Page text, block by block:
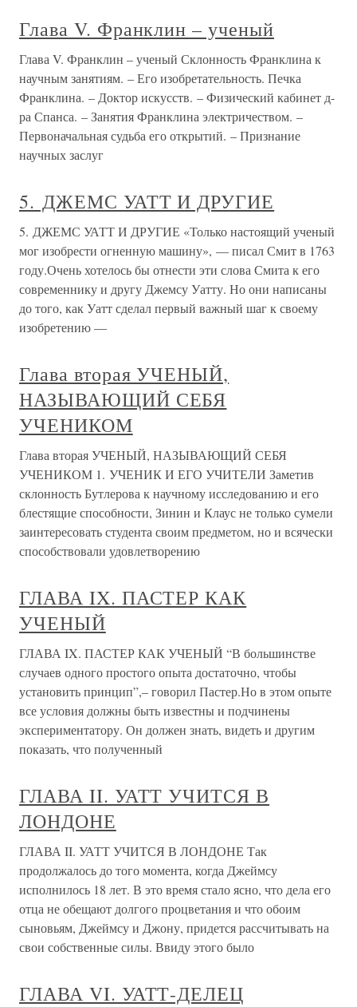
Глава V. Франклин – ученый
Глава V. Франклин – ученый Склонность Франклина к
научным занятиям. – Его изобретательность. Печка
Франклина. – Доктор искусств. – Физический кабинет д-
ра Спанса. – Занятия Франклина электричеством. –
Первоначальная судьба его открытий. – Признание
научных заслуг
5. ДЖЕМС УАТТ И ДРУГИЕ
5. ДЖЕМС УАТТ И ДРУГИЕ «Только настоящий ученый
мог изобрести огненную машину», — писал Смит в 1763
году.Очень хотелось бы отнести эти слова Смита к его
современнику и другу Джемсу Уатту. Но они написаны
до того, как Уатт сделал первый важный шаг к своему
изобретению —
Глава вторая УЧЕНЫЙ,
НАЗЫВАЮЩИЙ СЕБЯ
УЧЕНИКОМ
Глава вторая УЧЕНЫЙ, НАЗЫВАЮЩИЙ СЕБЯ
УЧЕНИКОМ 1. УЧЕНИК И ЕГО УЧИТЕЛИ Заметив
склонность Бутлерова к научному исследованию и его
блестящие способности, Зинин и Клаус не только сумели
заинтересовать студента своим предметом, но и всячески
способствовали удовлетворению
ГЛАВА IX. ПАСТЕР КАК
УЧЕНЫЙ
ГЛАВА IX. ПАСТЕР КАК УЧЕНЫЙ “В большинстве
случаев одного простого опыта достаточно, чтобы
установить принцип”,– говорил Пастер.Но в этом опыте
все условия должны быть известны и подчинены
экспериментатору. Он должен знать, видеть и другим
показать, что полученный
ГЛАВА II. УАТТ УЧИТСЯ В
ЛОНДОНЕ
ГЛАВА II. УАТТ УЧИТСЯ В ЛОНДОНЕ Так
продолжалось до того момента, когда Джеймсу
исполнилось 18 лет. В это время стало ясно, что дела его
отца не обещают долгого процветания и что обоим
сыновьям, Джеймсу и Джону, придется рассчитывать на
свои собственные силы. Ввиду этого было
ГЛАВА VI. УАТТ-ДЕЛЕЦ